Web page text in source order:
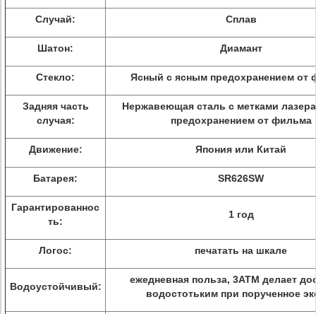
Случай: Сплав
Шатон: Диамант
Стекло: Ясный с ясным предохранением от
Задняя часть
случая:
Нержавеющая сталь с метками
предохранением от фильма
Движение: Япония или Китай
Батарея: SR626SW
Гарантированнос
ть:
1 год
Логос: печатать на шкале
Водоустойчивый:
ежедневная польза, 3ATM делает
водостотьким при порученное